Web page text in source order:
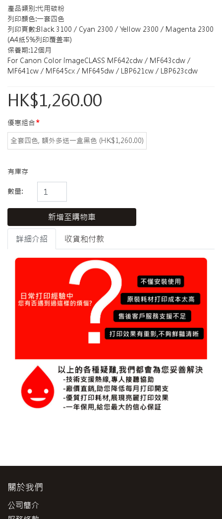
產品類别:代用碳粉
列印顏色:一套四色
列印頁數:Black 3100 / Cyan 2300 / Yellow 2300 / Magenta 2300
(A4紙5%列印覆盖率)
保養期:12個月
For Canon Color imageCLASS MF642cdw / MF643cdw /
MF641cw / MF645cx / MF645dw / LBP621cw / LBP623cdw
HK$1,260.00
優惠組合
全套四色, 額外多送一盒黑色 (HK$1,260.00)
有庫存
數量:
新增至購物車
詳細介紹 收貨和付款
關於我們
公司簡介